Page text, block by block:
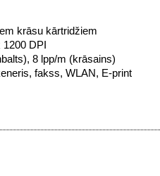
krāsu kārtridžiem
DPI
8 lpp/m (krāsains)
fakss, WLAN, E-print